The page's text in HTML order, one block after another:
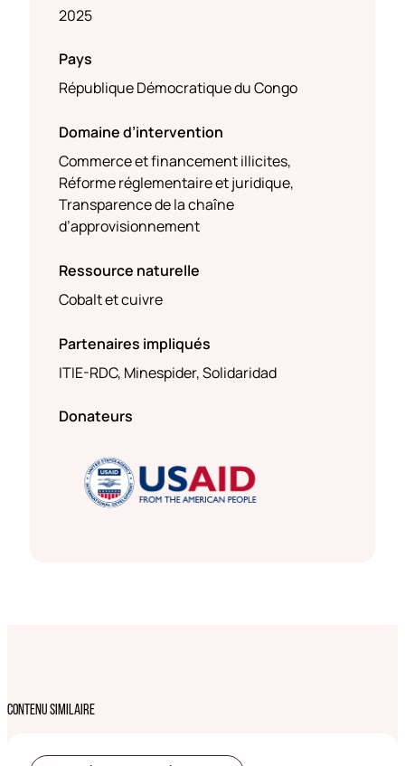
2025
Pays
République Démocratique du Congo
Domaine d’intervention
Commerce et financement illicites,
Réforme réglementaire et juridique,
Transparence de la chaîne
d’approvisionnement
Ressource naturelle
Cobalt et cuivre
Partenaires impliqués
ITIE-RDC, Minespider, Solidaridad
Donateurs
CONTENU SIMILAIRE